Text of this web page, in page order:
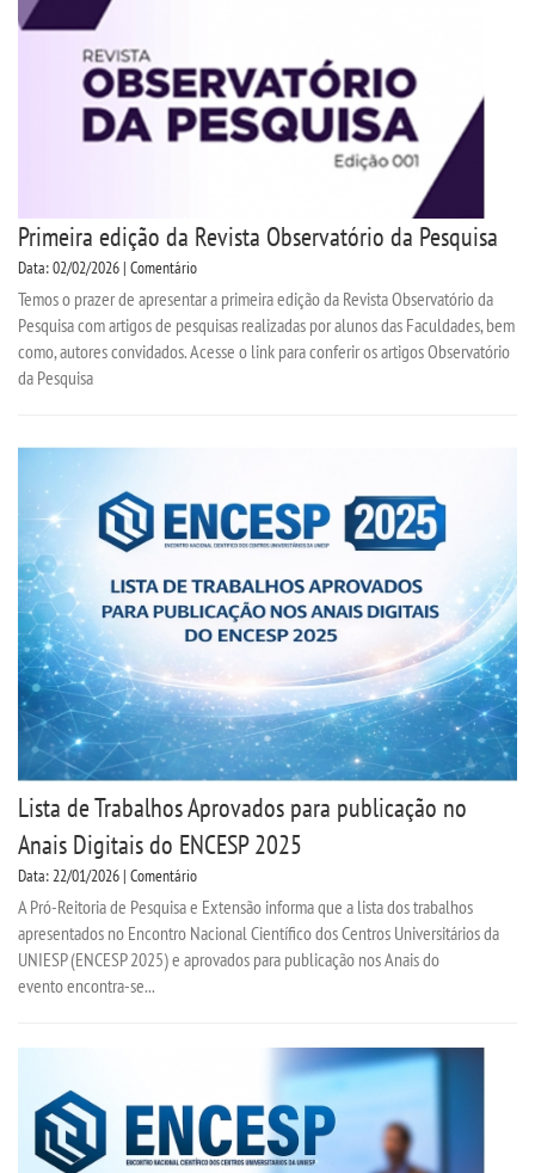
Primeira edição da Revista Observatório da Pesquisa
Data: 02/02/2026 | Comentário
Temos o prazer de apresentar a primeira edição da Revista Observatório da
Pesquisa com artigos de pesquisas realizadas por alunos das Faculdades, bem
como, autores convidados. Acesse o link para conferir os artigos Observatório
da Pesquisa
Lista de Trabalhos Aprovados para publicação no
Anais Digitais do ENCESP 2025
Data: 22/01/2026 | Comentário
A Pró-Reitoria de Pesquisa e Extensão informa que a lista dos trabalhos
apresentados no Encontro Nacional Científico dos Centros Universitários da
UNIESP (ENCESP 2025) e aprovados para publicação nos Anais do
evento encontra-se...